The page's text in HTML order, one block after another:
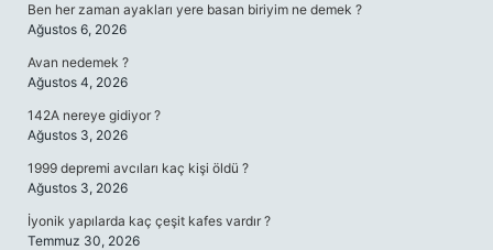
Ben her zaman ayakları yere basan biriyim ne demek ?
Ağustos 6, 2026
Avan nedemek ?
Ağustos 4, 2026
142A nereye gidiyor ?
Ağustos 3, 2026
1999 depremi avcıları kaç kişi öldü ?
Ağustos 3, 2026
İyonik yapılarda kaç çeşit kafes vardır ?
Temmuz 30, 2026